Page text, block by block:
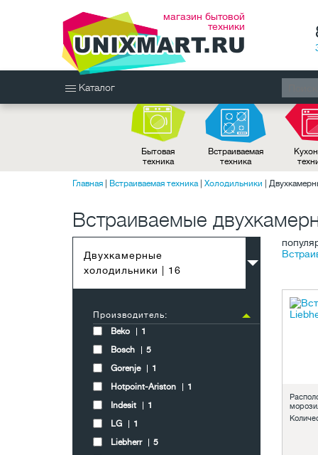
магазин бытовой
техники
Каталог
Бытовая
техника
Встраиваемая
техника
Главная Встраиваемая техника| Холодильники
Встраиваемые
Двухкамерные
холодильники
| 16
Производитель:
Beko
1
Bosch
5
Gorenje
1
Hotpoint-Ariston
1
Indesit
1
LG
1
Liebherr
5